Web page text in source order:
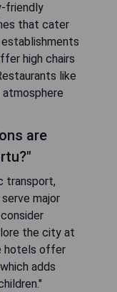
friendly
that cater
high chairs
like
atmosphere
are
transport,
major
the city at
hotels offer
adds